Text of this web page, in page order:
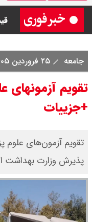
جامعه ۲۵ فروردین ۱۴۰۵
تقویم آزمونهای
+جزییات
پذیرش وزارت بهداشت